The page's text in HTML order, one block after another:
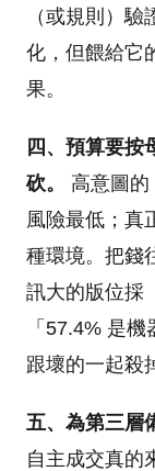
（或規則）
化，但餵給它
果。
四、預算要按
砍。
高意圖的
風險最低；真
種環境。把錢
訊大的版位採
「57.4% 是
跟壞的一起殺
五、為第三層
自主成交真的